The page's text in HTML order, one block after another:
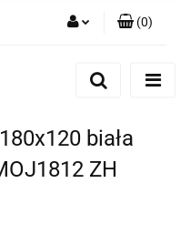
(0)
biała
ZH